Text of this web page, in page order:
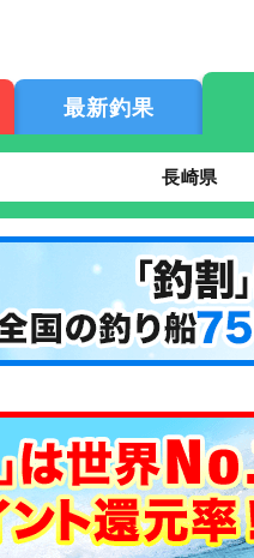
最新釣果
長崎県